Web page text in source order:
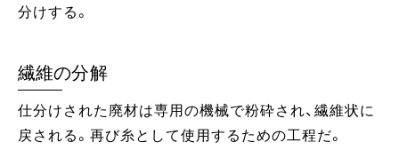
分けする。
繊維の分解
仕分けされた廃材は専用の機械で粉砕され、繊維状に
戻される。再び糸として使用するための工程だ。